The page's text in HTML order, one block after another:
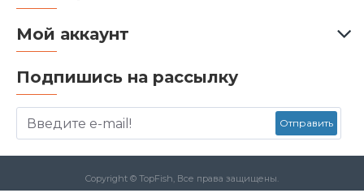
Мой аккаунт
Подпишись на рассылку
Отправить
Copyright © TopFish, Все права защищены.